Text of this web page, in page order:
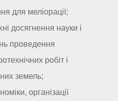
для меліорації;
досягнення науки і
проведення
робіт і
земель;
організації